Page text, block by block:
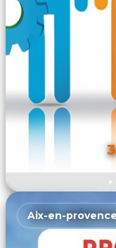
Aix-en-provence